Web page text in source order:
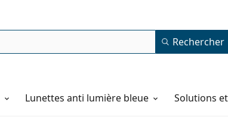
Rechercher
Lunettes anti lumière bleue Solutions